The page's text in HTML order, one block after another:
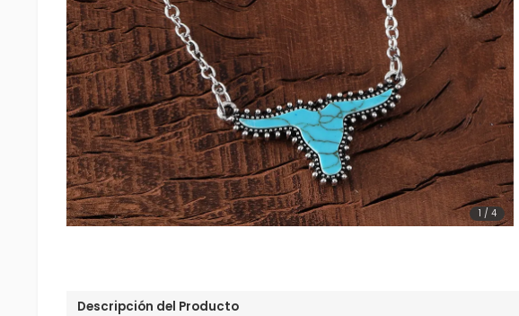
1 / 4
Descripción del Producto